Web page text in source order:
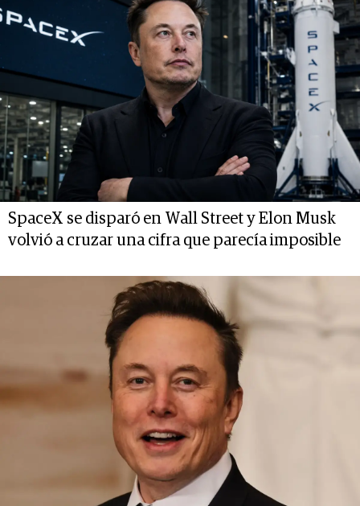
SpaceX se disparó en Wall Street y Elon Musk
volvió a cruzar una cifra que parecía imposible